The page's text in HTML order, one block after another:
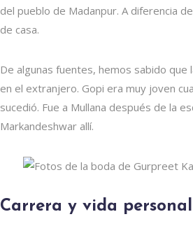
del pueblo de Madanpur. A diferencia
de casa.
De algunas fuentes, hemos sabido que
en el extranjero. Gopi era muy joven
sucedió. Fue a Mullana después de la
Markandeshwar allí.
Carrera y vida personal